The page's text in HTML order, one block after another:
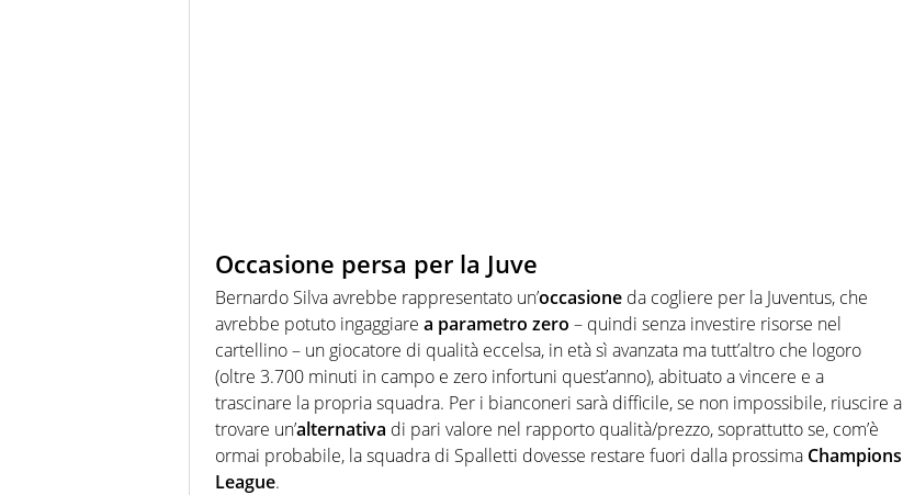
Occasione persa per la Juve
Bernardo Silva avrebbe rappresentato un’occasione da cogliere per la Juventus, che
avrebbe potuto ingaggiare a parametro zero – quindi senza investire risorse nel
cartellino – un giocatore di qualità eccelsa, in età sì avanzata ma tutt’altro che logoro
(oltre 3.700 minuti in campo e zero infortuni quest’anno), abituato a vincere e a
trascinare la propria squadra. Per i bianconeri sarà difficile, se non impossibile, riuscire a
trovare un’alternativa di pari valore nel rapporto qualità/prezzo, soprattutto se, com’è
ormai probabile, la squadra di Spalletti dovesse restare fuori dalla prossima Champions
League.